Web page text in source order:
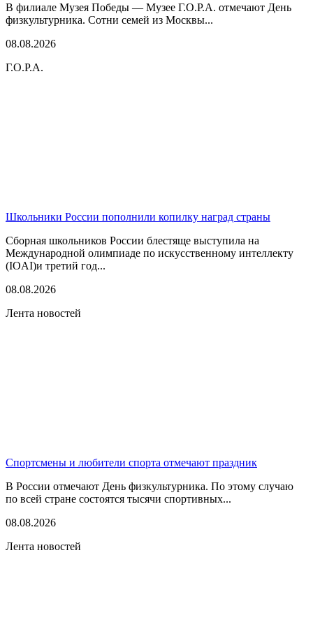
В филиале Музея Победы — Музее Г.О.Р.А. отмечают День
физкультурника. Сотни семей из Москвы...
08.08.2026
Г.О.Р.А.
Школьники России пополнили копилку наград страны
Сборная школьников России блестяще выступила на
Международной олимпиаде по искусственному интеллекту
(IOAI)и третий год...
08.08.2026
Лента новостей
Спортсмены и любители спорта отмечают праздник
В России отмечают День физкультурника. По этому случаю
по всей стране состоятся тысячи спортивных...
08.08.2026
Лента новостей